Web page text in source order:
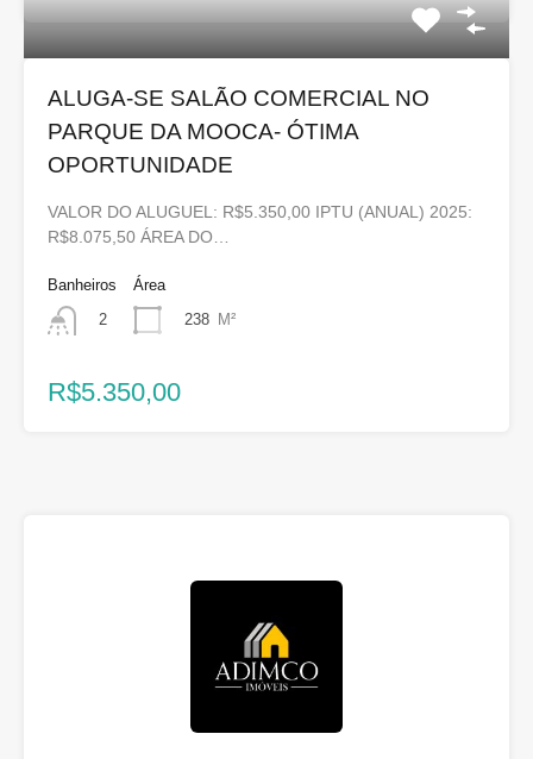
ALUGA-SE SALÃO COMERCIAL NO
PARQUE DA MOOCA- ÓTIMA
OPORTUNIDADE
VALOR DO ALUGUEL: R$5.350,00 IPTU (ANUAL) 2025:
R$8.075,50 ÁREA DO…
Banheiros
2
Área
238 M²
R$5.350,00